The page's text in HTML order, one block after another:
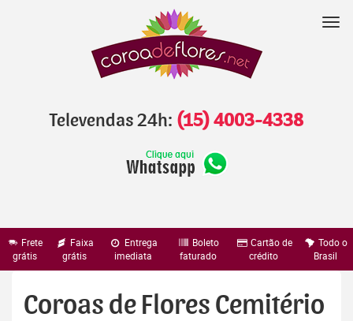
Televendas 24h: (15) 4003-4338
Frete
grátis
Faixa
grátis
Entrega
imediata
Boleto
faturado
Cartão de
crédito
Todo o
Brasil
Coroas de Flores Cemitério